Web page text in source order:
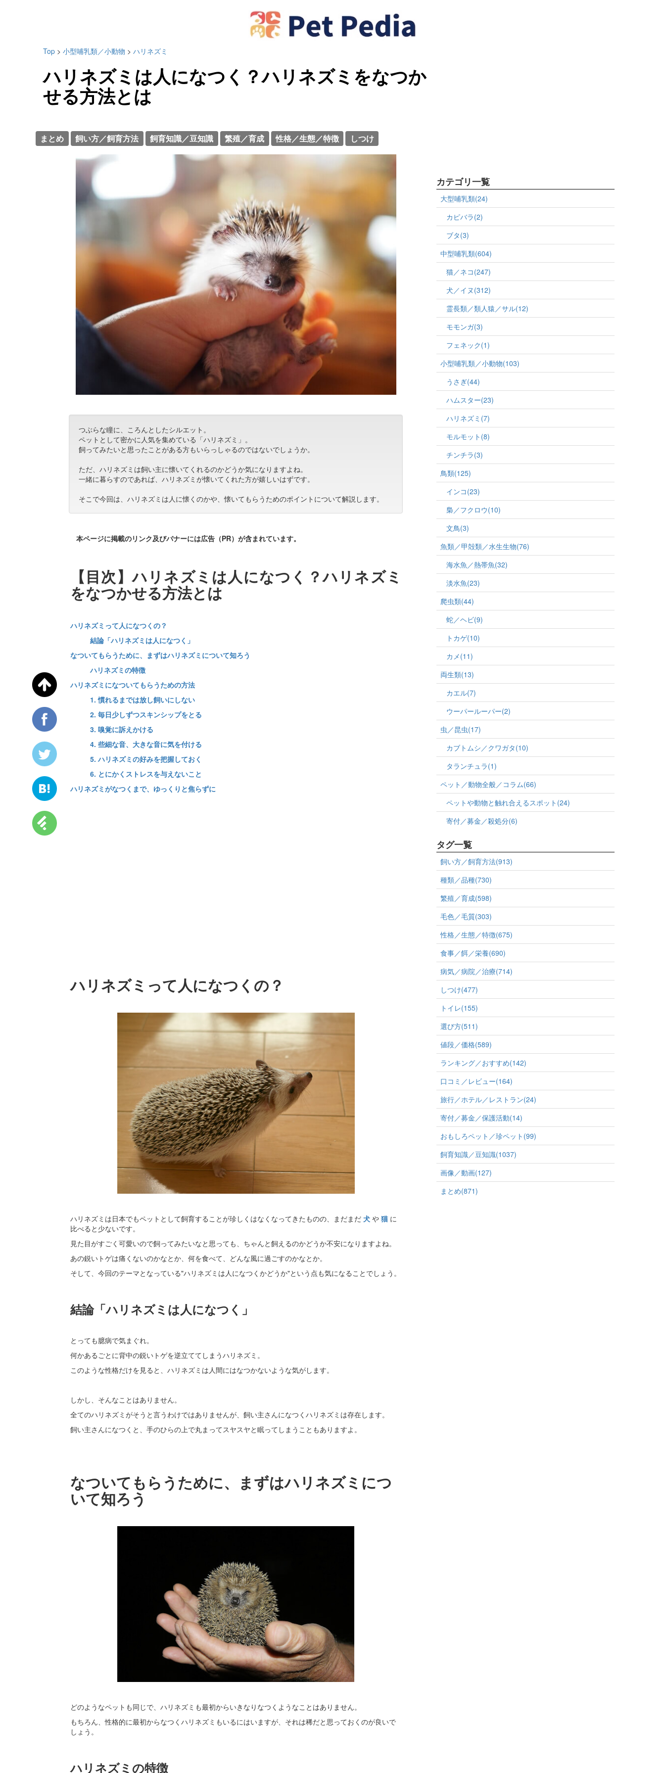
Top > 小型哺乳類／小動物 > ハリネズミ
ハリネズミは人になつく？ハリネズミをなつか
せる方法とは
まとめ 飼い方／飼育方法 飼育知識／豆知識 繁殖／育成 性格／生態／特徴 しつけ
つぶらな瞳に、ころんとしたシルエット。
ペットとして密かに人気を集めている「ハリネズミ」。
飼ってみたいと思ったことがある方もいらっしゃるのではないでしょうか。
ただ、ハリネズミは飼い主に懐いてくれるのかどうか気になりますよね。
一緒に暮らすのであれば、ハリネズミが懐いてくれた方が嬉しいはずです。
そこで今回は、ハリネズミは人に懐くのかや、懐いてもらうためのポイントについて解説します。
本ページに掲載のリンク及びバナーには広告（PR）が含まれています。
【目次】ハリネズミは人になつく？ハリネズミ
をなつかせる方法とは
ハリネズミって人になつくの？
結論「ハリネズミは人になつく」
なついてもらうために、まずはハリネズミについて知ろう
ハリネズミの特徴
ハリネズミになついてもらうための方法
1. 慣れるまでは放し飼いにしない
2. 毎日少しずつスキンシップをとる
3. 嗅覚に訴えかける
4. 些細な音、大きな音に気を付ける
5. ハリネズミの好みを把握しておく
6. とにかくストレスを与えないこと
ハリネズミがなつくまで、ゆっくりと焦らずに
ハリネズミって人になつくの？
ハリネズミは日本でもペットとして飼育することが珍しくはなくなってきたものの、まだまだ 犬 や 猫 に
比べると少ないです。
見た目がすごく可愛いので飼ってみたいなと思っても、ちゃんと飼えるのかどうか不安になりますよね。
あの鋭いトゲは痛くないのかなとか、何を食べて、どんな風に過ごすのかなとか。
そして、今回のテーマとなっている"ハリネズミは人になつくかどうか"という点も気になることでしょう。
結論「ハリネズミは人になつく」
とっても臆病で気まぐれ。
何かあるごとに背中の鋭いトゲを逆立ててしまうハリネズミ。
このような性格だけを見ると、ハリネズミは人間にはなつかないような気がします。
しかし、そんなことはありません。
全てのハリネズミがそうと言うわけではありませんが、飼い主さんになつくハリネズミは存在します。
飼い主さんになつくと、手のひらの上で丸まってスヤスヤと眠ってしまうこともありますよ。
なついてもらうために、まずはハリネズミにつ
いて知ろう
どのようなペットも同じで、ハリネズミも最初からいきなりなつくようなことはありません。
もちろん、性格的に最初からなつくハリネズミもいるにはいますが、それは稀だと思っておくのが良いで
しょう。
ハリネズミの特徴
カテゴリ一覧
大型哺乳類(24)
カピバラ(2)
ブタ(3)
中型哺乳類(604)
猫／ネコ(247)
犬／イヌ(312)
霊長類／類人猿／サル(12)
モモンガ(3)
フェネック(1)
小型哺乳類／小動物(103)
うさぎ(44)
ハムスター(23)
ハリネズミ(7)
モルモット(8)
チンチラ(3)
鳥類(125)
インコ(23)
梟／フクロウ(10)
文鳥(3)
魚類／甲殻類／水生生物(76)
海水魚／熱帯魚(32)
淡水魚(23)
爬虫類(44)
蛇／ヘビ(9)
トカゲ(10)
カメ(11)
両生類(13)
カエル(7)
ウーパールーパー(2)
虫／昆虫(17)
カブトムシ／クワガタ(10)
タランチュラ(1)
ペット／動物全般／コラム(66)
ペットや動物と触れ合えるスポット(24)
寄付／募金／殺処分(6)
タグ一覧
飼い方／飼育方法(913)
種類／品種(730)
繁殖／育成(598)
毛色／毛質(303)
性格／生態／特徴(675)
食事／餌／栄養(690)
病気／病院／治療(714)
しつけ(477)
トイレ(155)
選び方(511)
値段／価格(589)
ランキング／おすすめ(142)
口コミ／レビュー(164)
旅行／ホテル／レストラン(24)
寄付／募金／保護活動(14)
おもしろペット／珍ペット(99)
飼育知識／豆知識(1037)
画像／動画(127)
まとめ(871)